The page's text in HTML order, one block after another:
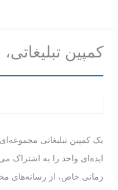
کمپین
یک کمپین تبلیغاتی
ایده‌ای واحد را به اشتراک
زمانی خاص، از رسانه‌های